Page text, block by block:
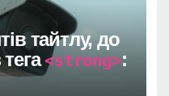
тайтлу, до
<strong>:
на 735